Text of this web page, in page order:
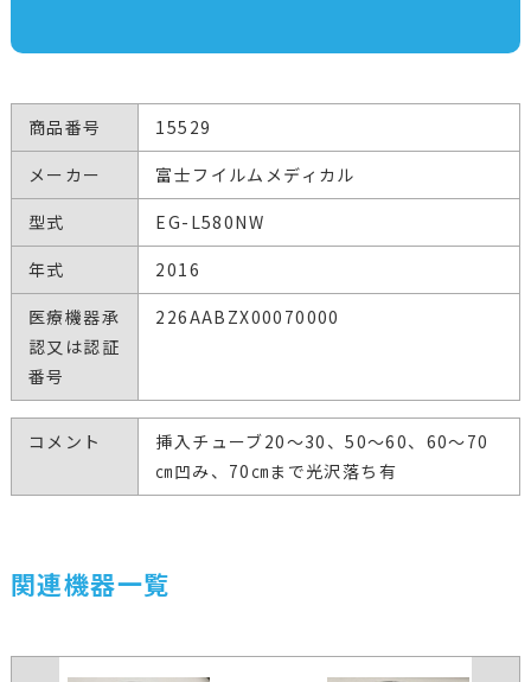
商品番号
15529
メーカー
富士フイルムメディカル
型式
EG-L580NW
年式
2016
医療機器承
認又は認証
番号
226AABZX00070000
コメント
挿入チューブ20～30、50～60、60～70
㎝凹み、70㎝まで光沢落ち有
関連機器一覧